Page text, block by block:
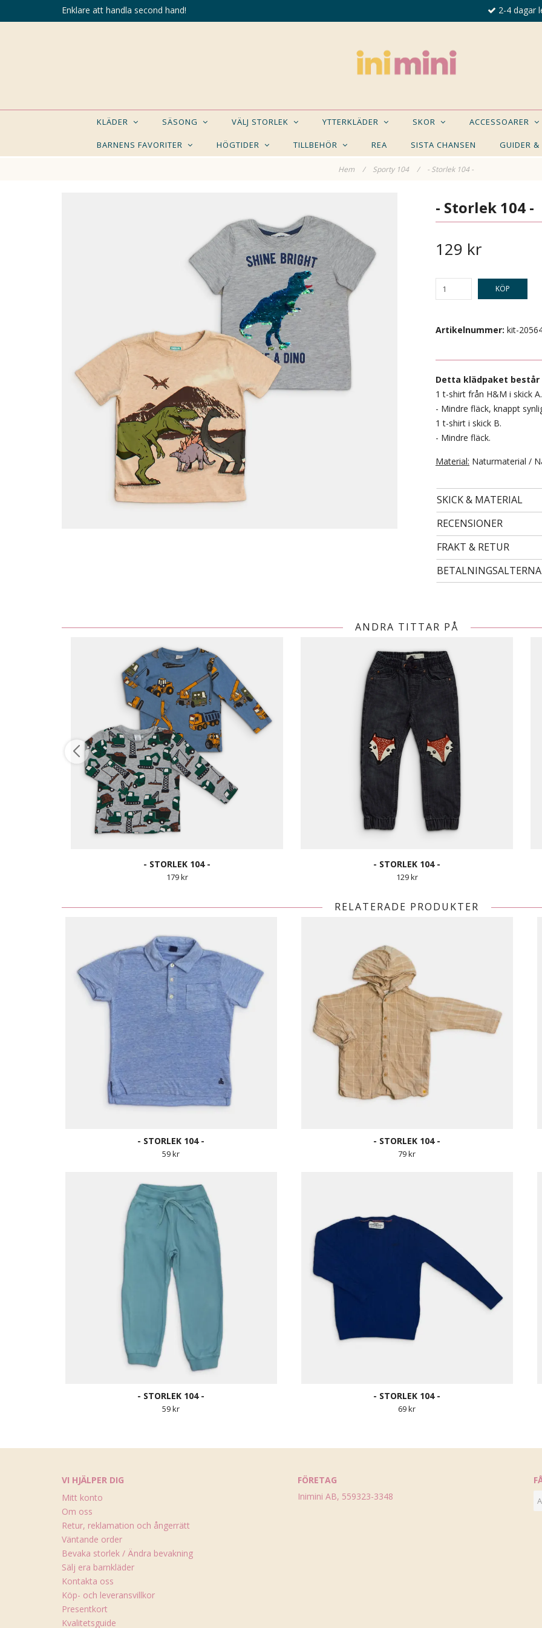
Enklare att handla second hand! 2-4 dagar
KLÄDER SÄSONG VÄLJ STORLEK YTTERKLÄDER SKOR ACCESSOARER
BARNENS FAVORITER HÖGTIDER TILLBEHÖR REA SISTA CHANSEN GUIDER
Hem / Sporty 104 / - Storlek 104 -
KANSKE NÅGON AV DESSA PRODUKTER KAN
- STORLEK 110/116 -
- Storlek 104 -
129 kr
KÖP
Artikelnummer: kit-
Detta klädpaket består
1 t-shirt från H&M i skick A.
- Mindre fläck, knappt
1 t-shirt i skick B.
- Mindre fläck.
Material: Naturmaterial /
SKICK & MATERIAL
RECENSIONER
FRAKT & RETUR
ANDRA TITTAR PÅ
- STORLEK 104 -
179 kr
- STORLEK 104 -
129 kr
RELATERADE PRODUKTER
- STORLEK 104 -
59 kr
- STORLEK 104 -
79 kr
- STORLEK 104 -
59 kr
- STORLEK 104 -
69 kr
VI HJÄLPER DIG
Mitt konto
Om oss
Retur, reklamation och ångerrätt
Väntande order
Bevaka storlek / Ändra bevakning
Sälj era barnkläder
Kontakta oss
Köp- och leveransvillkor
Presentkort
Kvalitetsguide
FÖRETAG
Inimini AB, 559323-3348